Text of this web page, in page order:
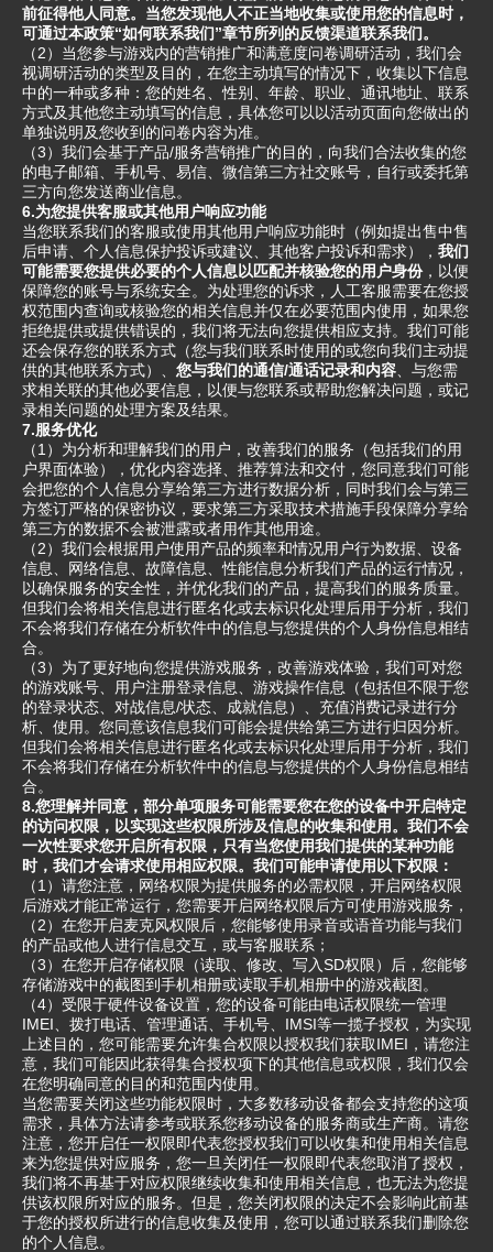
前征得他人同意。当您发现他人不正当地收集或使用您的信息时，
可通过本政策“如何联系我们”章节所列的反馈渠道联系我们。
（2）当您参与游戏内的营销推广和满意度问卷调研活动，我们会
视调研活动的类型及目的，在您主动填写的情况下，收集以下信息
中的一种或多种：您的姓名、性别、年龄、职业、通讯地址、联系
方式及其他您主动填写的信息，具体您可以以活动页面向您做出的
单独说明及您收到的问卷内容为准。
（3）我们会基于产品/服务营销推广的目的，向我们合法收集的您
的电子邮箱、手机号、易信、微信第三方社交账号，自行或委托第
三方向您发送商业信息。
6.为您提供客服或其他用户响应功能
当您联系我们的客服或使用其他用户响应功能时（例如提出售中售
后申请、个人信息保护投诉或建议、其他客户投诉和需求）， 我们
可能需要您提供必要的个人信息以匹配并核验您的用户身份，以便
保障您的账号与系统安全。为处理您的诉求，人工客服需要在您授
权范围内查询或核验您的相关信息并仅在必要范围内使用，如果您
拒绝提供或提供错误的，我们将无法向您提供相应支持。我们可能
还会保存您的联系方式（您与我们联系时使用的或您向我们主动提
供的其他联系方式）、 您与我们的通信/通话记录和内容 、与您需
求相关联的其他必要信息，以便与您联系或帮助您解决问题，或记
录相关问题的处理方案及结果。
7.服务优化
（1）为分析和理解我们的用户，改善我们的服务（包括我们的用
户界面体验），优化内容选择、推荐算法和交付，您同意我们可能
会把您的个人信息分享给第三方进行数据分析，同时我们会与第三
方签订严格的保密协议，要求第三方采取技术措施手段保障分享给
第三方的数据不会被泄露或者用作其他用途。
（2）我们会根据用户使用产品的频率和情况用户行为数据、设备
信息、网络信息、故障信息、性能信息分析我们产品的运行情况，
以确保服务的安全性，并优化我们的产品，提高我们的服务质量。
但我们会将相关信息进行匿名化或去标识化处理后用于分析，我们
不会将我们存储在分析软件中的信息与您提供的个人身份信息相结
合。
（3）为了更好地向您提供游戏服务，改善游戏体验，我们可对您
的游戏账号、用户注册登录信息、游戏操作信息（包括但不限于您
的登录状态、对战信息/状态、成就信息）、充值消费记录进行分
析、使用。您同意该信息我们可能会提供给第三方进行归因分析。
但我们会将相关信息进行匿名化或去标识化处理后用于分析，我们
不会将我们存储在分析软件中的信息与您提供的个人身份信息相结
合。
8.您理解并同意，部分单项服务可能需要您在您的设备中开启特定
的访问权限，以实现这些权限所涉及信息的收集和使用。我们不会
一次性要求您开启所有权限，只有当您使用我们提供的某种功能
时，我们才会请求使用相应权限。我们可能申请使用以下权限：
（1）请您注意，网络权限为提供服务的必需权限，开启网络权限
后游戏才能正常运行，您需要开启网络权限后方可使用游戏服务，
（2）在您开启麦克风权限后，您能够使用录音或语音功能与我们
的产品或他人进行信息交互，或与客服联系；
（3）在您开启存储权限（读取、修改、写入SD权限）后，您能够
存储游戏中的截图到手机相册或读取手机相册中的游戏截图。
（4）受限于硬件设备设置，您的设备可能由电话权限统一管理
IMEI、拨打电话、管理通话、手机号、IMSI等一揽子授权，为实现
上述目的，您可能需要允许集合权限以授权我们获取IMEI，请您注
意，我们可能因此获得集合授权项下的其他信息或权限，我们仅会
在您明确同意的目的和范围内使用。
当您需要关闭这些功能权限时，大多数移动设备都会支持您的这项
需求，具体方法请参考或联系您移动设备的服务商或生产商。请您
注意，您开启任一权限即代表您授权我们可以收集和使用相关信息
来为您提供对应服务，您一旦关闭任一权限即代表您取消了授权，
我们将不再基于对应权限继续收集和使用相关信息，也无法为您提
供该权限所对应的服务。但是，您关闭权限的决定不会影响此前基
于您的授权所进行的信息收集及使用，您可以通过联系我们删除您
的个人信息。